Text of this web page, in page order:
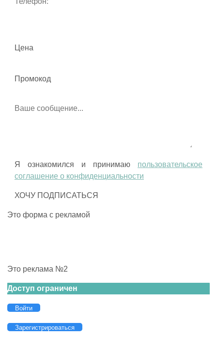
Цена
Промокод
Я ознакомился и принимаю пользовательское
соглашение о конфиденциальности
Это форма с рекламой
Это реклама №2
Доступ ограничен
Войти
Зарегистрироваться